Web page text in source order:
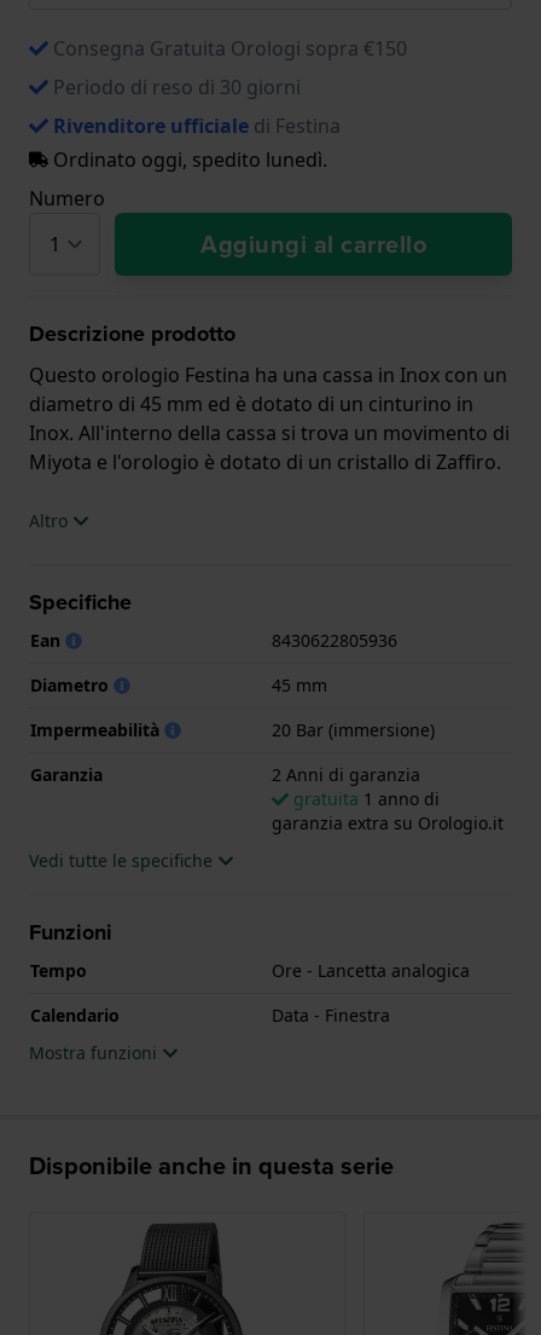
Consegna Gratuita Orologi sopra €150
Periodo di reso di 30 giorni
Rivenditore ufficiale di Festina
Ordinato oggi, spedito lunedì.
Numero
Aggiungi al carrello
Descrizione prodotto
Questo orologio Festina ha una cassa in Inox con un
diametro di 45 mm ed è dotato di un cinturino in
Inox. All'interno della cassa si trova un movimento di
Miyota e l'orologio è dotato di un cristallo di Zaffiro.
L'orologio è impermeabile a 20ATM. Ciò significa che
.
Altro
Specifiche
Ean
8430622805936
Diametro
45 mm
Impermeabilità
20 Bar (immersione)
Garanzia
2 Anni di garanzia
gratuita 1 anno di
garanzia extra su Orologio.it
Vedi tutte le specifiche
Funzioni
Tempo
Ore - Lancetta analogica
Calendario
Data - Finestra
Mostra funzioni
Disponibile anche in questa serie